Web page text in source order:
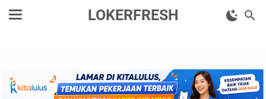
LOKERFRESH